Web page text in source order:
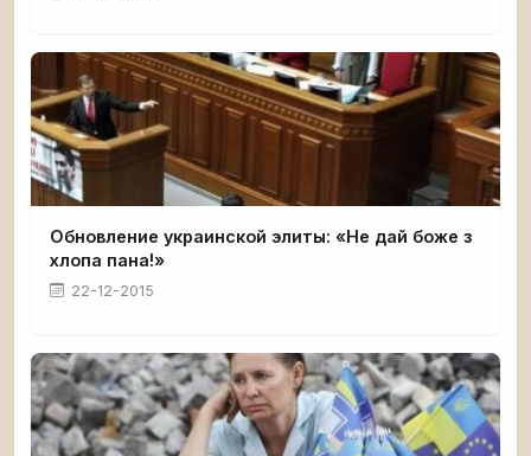
Обновление украинской элиты: «Не дай боже з
хлопа пана!»
22-12-2015